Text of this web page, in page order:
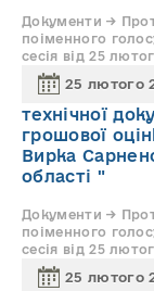
Документи →
поіменного
сесія від 25
25 лютого
технічної
грошової
Вирка
області "
Документи →
поіменного
сесія від 25
25 лютого